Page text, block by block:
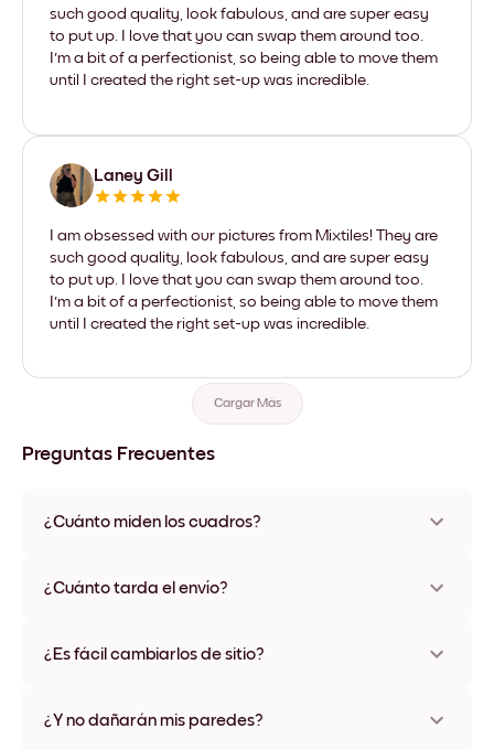
such good quality, look fabulous, and are super easy
to put up. I love that you can swap them around too.
I'm a bit of a perfectionist, so being able to move them
until I created the right set-up was incredible.
Laney Gill
I am obsessed with our pictures from Mixtiles! They are
such good quality, look fabulous, and are super easy
to put up. I love that you can swap them around too.
I'm a bit of a perfectionist, so being able to move them
until I created the right set-up was incredible.
Cargar Más
Preguntas Frecuentes
¿Cuánto miden los cuadros?
varios materiales y colores de marco, incluidas opciones sin
¿Cuánto tarda el envío?
disponibles en algunos países. Te enviaremos un número de
¿Es fácil cambiarlos de sitio?
ningún daño
¿Y no dañarán mis paredes?